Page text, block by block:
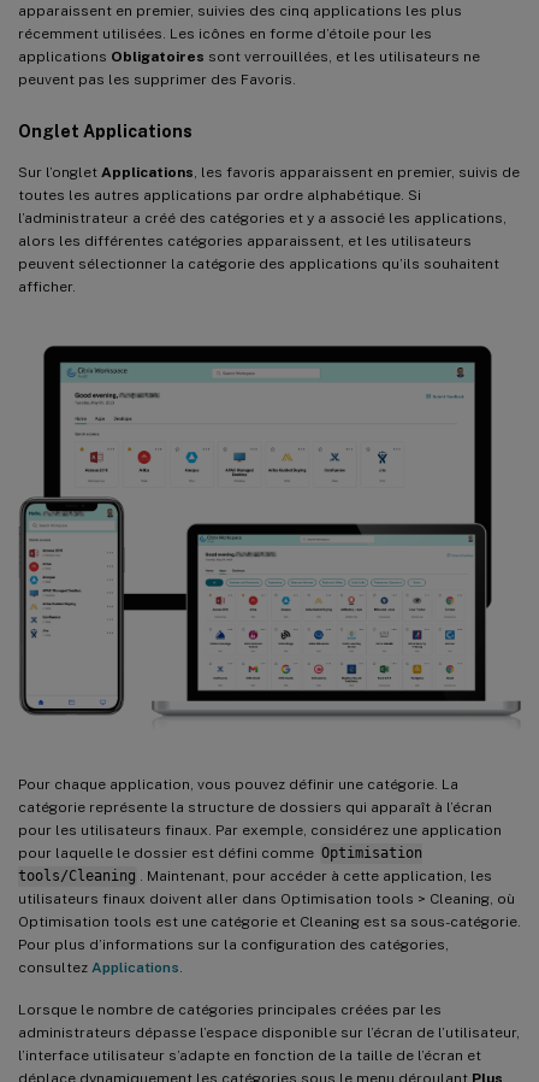
apparaissent en premier, suivies des cinq applications les plus
récemment utilisées. Les icônes en forme d’étoile pour les
applications Obligatoires sont verrouillées, et les utilisateurs ne
peuvent pas les supprimer des Favoris.
Onglet Applications
Sur l’onglet Applications, les favoris apparaissent en premier, suivis de
toutes les autres applications par ordre alphabétique. Si
l’administrateur a créé des catégories et y a associé les applications,
alors les différentes catégories apparaissent, et les utilisateurs
peuvent sélectionner la catégorie des applications qu’ils souhaitent
afficher.
Pour chaque application, vous pouvez définir une catégorie. La
catégorie représente la structure de dossiers qui apparaît à l’écran
pour les utilisateurs finaux. Par exemple, considérez une application
pour laquelle le dossier est défini comme Optimisation
tools/Cleaning . Maintenant, pour accéder à cette application, les
utilisateurs finaux doivent aller dans Optimisation tools > Cleaning, où
Optimisation tools est une catégorie et Cleaning est sa sous-catégorie.
Pour plus d’informations sur la configuration des catégories,
consultez Applications.
Lorsque le nombre de catégories principales créées par les
administrateurs dépasse l’espace disponible sur l’écran de l’utilisateur,
l’interface utilisateur s’adapte en fonction de la taille de l’écran et